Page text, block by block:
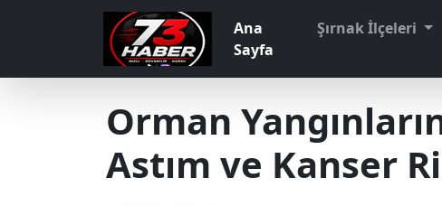
Ana
Sayfa
Şırnak İlçeleri
Orman
Astım ve Kanser